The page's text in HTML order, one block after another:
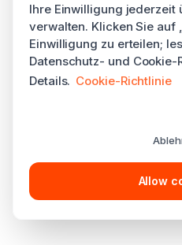
Ihre Einwilligung jederzeit
verwalten. Klicken Sie auf
Einwilligung zu erteilen;
Datenschutz- und
Details. Cookie-Richtlinie
Allow